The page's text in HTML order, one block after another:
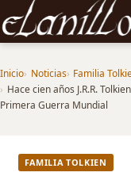
Noticias sobre Tolkien: El Señor
Inicio Noticias Familia
Hace cien años J.R.R.
Primera Guerra Mundial
FAMILIA TOLKIEN